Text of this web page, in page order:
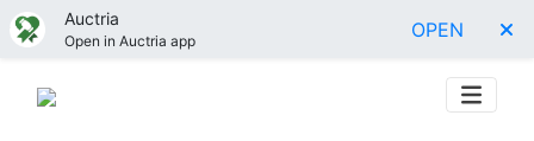
Auctria
Open in Auctria app OPEN